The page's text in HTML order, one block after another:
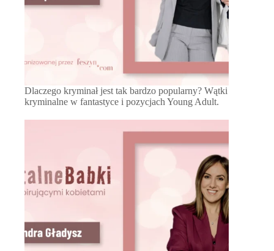
Dlaczego kryminał jest tak bardzo popularny? Wątki
kryminalne w fantastyce i pozycjach Young Adult.